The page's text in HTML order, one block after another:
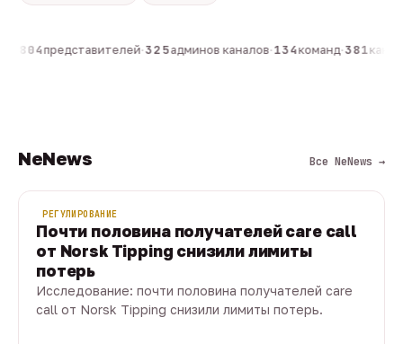
804представителей·325админов каналов·134команд·381
NeNews Все NeNews →
РЕГУЛИРОВАНИЕ
Почти половина получателей care call
от Norsk Tipping снизили лимиты
потерь
Исследование: почти половина получателей care
call от Norsk Tipping снизили лимиты потерь.